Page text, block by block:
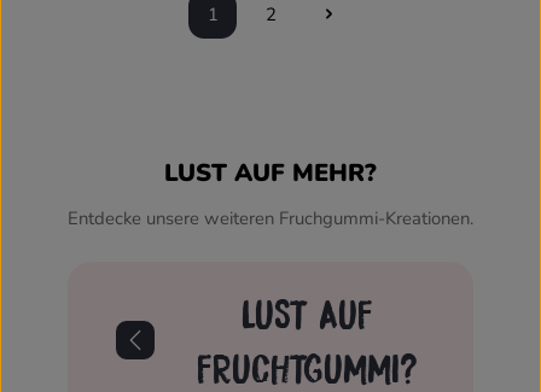
Seite
1 Seite
2
LUST AUF MEHR?
Entdecke unsere weiteren Fruchgummi-Kreationen.
LUST AUF
FRUCHTGUMMI?